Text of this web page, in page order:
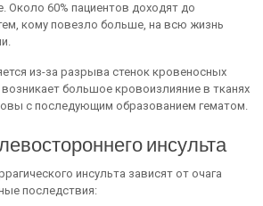
Около 60% пациентов доходят до
кому повезло больше, на всю жизнь
из-за разрыва стенок кровеносных
большое кровоизлияние в тканях
с последующим образованием гематом.
инсульта
инсульта зависят от очага
последствия: